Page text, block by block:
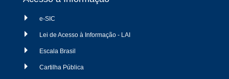
e-SIC
Lei de Acesso à Informação - LAI
Escala Brasil
Cartilha Pública